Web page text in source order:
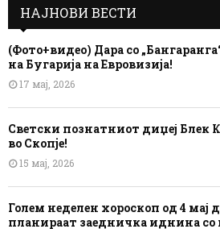
НАЈНОВИ ВЕСТИ
(Фото+видео) Дара со
на Бугарија на Евровизија!
17 мај, 2026
Светски познатниот диџеј Блек
во Скопје!
15 мај, 2026
Голем неделен хороскоп од 4 мај
планираат заедничка иднина со